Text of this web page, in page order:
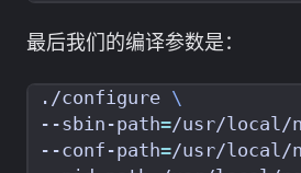
最后我们的编译参数是：
./configure
--sbin-path=/usr/local/
--conf-path=/usr/local/